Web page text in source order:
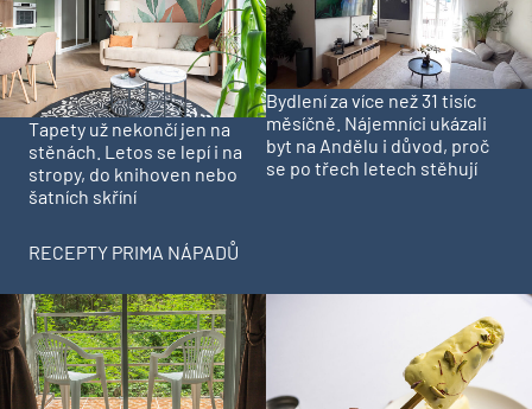
Tapety už nekončí jen na
stěnách. Letos se lepí i na
stropy, do knihoven nebo
šatních skříní
Bydlení za více než 31 tisíc
měsíčně. Nájemníci ukázali
byt na Andělu i důvod, proč
se po třech letech stěhují
RECEPTY PRIMA NÁPADŮ